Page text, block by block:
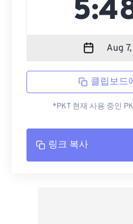
클립보드
*PKT 현재 사용 중인
링크 복사